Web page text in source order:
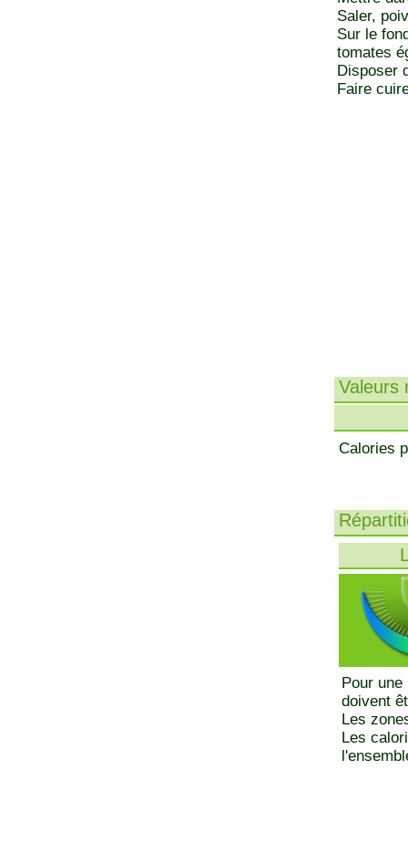
Saler,
Sur le
tomates
Disposer
Faire
Valeurs
Calories
Pour
doivent
Les
Les